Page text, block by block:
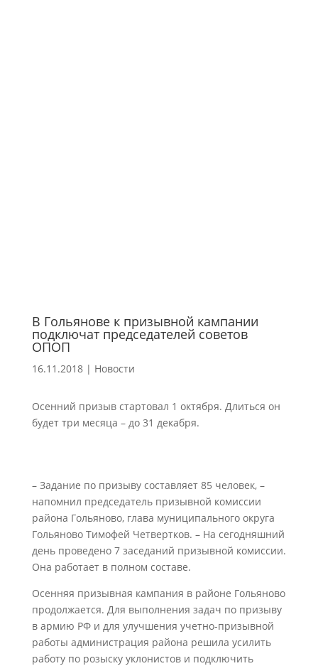
В Гольянове к призывной кампании
подключат председателей советов
ОПОП
16.11.2018| Новости
Осенний призыв стартовал 1 октября. Длиться он
будет три месяца – до 31 декабря.
– Задание по призыву составляет 85 человек, –
напомнил председатель призывной комиссии
района Гольяново, глава муниципального округа
Гольяново Тимофей Четвертков. – На сегодняшний
день проведено 7 заседаний призывной комиссии.
Она работает в полном составе.
Осенняя призывная кампания в районе Гольяново
продолжается. Для выполнения задач по призыву
в армию РФ и для улучшения учетно-призывной
работы администрация района решила усилить
работу по розыску уклонистов и подключить